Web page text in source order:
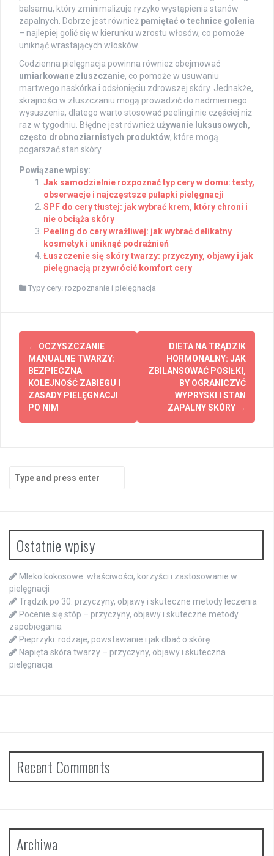
balsamu, który zminimalizuje ryzyko wystąpienia stanów
zapalnych. Dobrze jest również pamiętać o technice golenia
– najlepiej golić się w kierunku wzrostu włosów, co pomoże
uniknąć wrastających włosków.
Codzienna pielęgnacja powinna również obejmować
umiarkowane złuszczanie, co pomoże w usuwaniu
martwego naskórka i odsłonięciu zdrowszej skóry. Jednakże,
skrajności w złuszczaniu mogą prowadzić do nadmiernego
wysuszenia, dlatego warto stosować peelingi nie częściej niż
raz w tygodniu. Błędne jest również używanie luksusowych,
często drobnoziarnistych produktów, które mogą
pogarszać stan skóry.
Powiązane wpisy:
Jak samodzielnie rozpoznać typ cery w domu: testy,
obserwacje i najczęstsze pułapki pielęgnacji
SPF do cery tłustej: jak wybrać krem, który chroni i
nie obciąża skóry
Peeling do cery wrażliwej: jak wybrać delikatny
kosmetyk i uniknąć podrażnień
Łuszczenie się skóry twarzy: przyczyny, objawy i jak
pielęgnacją przywrócić komfort cery
Typy cery: rozpoznanie i pielęgnacja
Post
navigation
← OCZYSZCZANIE
MANUALNE TWARZY:
BEZPIECZNA
KOLEJNOŚĆ ZABIEGU I
ZASADY PIELĘGNACJI
PO NIM
DIETA NA TRĄDZIK
HORMONALNY: JAK
ZBILANSOWAĆ POSIŁKI,
BY OGRANICZYĆ
WYPRYSKI I STAN
ZAPALNY SKÓRY →
Search
for:
Ostatnie wpisy
Mleko kokosowe: właściwości, korzyści i zastosowanie w
pielęgnacji
Trądzik po 30: przyczyny, objawy i skuteczne metody leczenia
Pocenie się stóp – przyczyny, objawy i skuteczne metody
zapobiegania
Pieprzyki: rodzaje, powstawanie i jak dbać o skórę
Napięta skóra twarzy – przyczyny, objawy i skuteczna
pielęgnacja
Recent Comments
Archiwa